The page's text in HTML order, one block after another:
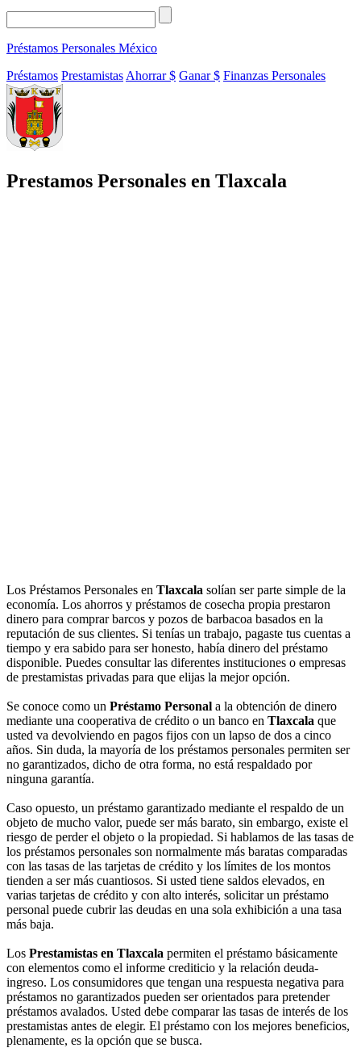
Préstamos Personales México
Préstamos Prestamistas Ahorrar $ Ganar $ Finanzas Personales
Prestamos Personales en Tlaxcala
Los Préstamos Personales en Tlaxcala solían ser parte simple de la
economía. Los ahorros y préstamos de cosecha propia prestaron
dinero para comprar barcos y pozos de barbacoa basados en la
reputación de sus clientes. Si tenías un trabajo, pagaste tus cuentas a
tiempo y era sabido para ser honesto, había dinero del préstamo
disponible. Puedes consultar las diferentes instituciones o empresas
de prestamistas privadas para que elijas la mejor opción.
Se conoce como un Préstamo Personal a la obtención de dinero
mediante una cooperativa de crédito o un banco en Tlaxcala que
usted va devolviendo en pagos fijos con un lapso de dos a cinco
años. Sin duda, la mayoría de los préstamos personales permiten ser
no garantizados, dicho de otra forma, no está respaldado por
ninguna garantía.
Caso opuesto, un préstamo garantizado mediante el respaldo de un
objeto de mucho valor, puede ser más barato, sin embargo, existe el
riesgo de perder el objeto o la propiedad. Si hablamos de las tasas de
los préstamos personales son normalmente más baratas comparadas
con las tasas de las tarjetas de crédito y los límites de los montos
tienden a ser más cuantiosos. Si usted tiene saldos elevados, en
varias tarjetas de crédito y con alto interés, solicitar un préstamo
personal puede cubrir las deudas en una sola exhibición a una tasa
más baja.
Los Prestamistas en Tlaxcala permiten el préstamo básicamente
con elementos como el informe crediticio y la relación deuda-
ingreso. Los consumidores que tengan una respuesta negativa para
préstamos no garantizados pueden ser orientados para pretender
préstamos avalados. Usted debe comparar las tasas de interés de los
prestamistas antes de elegir. El préstamo con los mejores beneficios,
plenamente, es la opción que se busca.